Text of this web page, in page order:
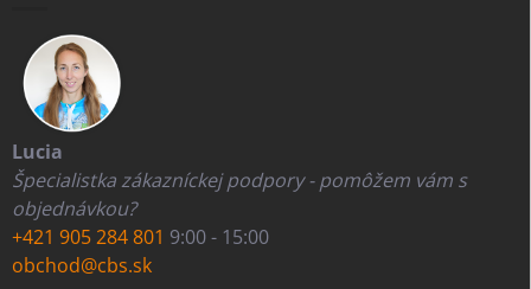
Lucia
Špecialistka zákazníckej podpory - pomôžem vám s
objednávkou?
+421 905 284 801 9:00 - 15:00
obchod@cbs.sk